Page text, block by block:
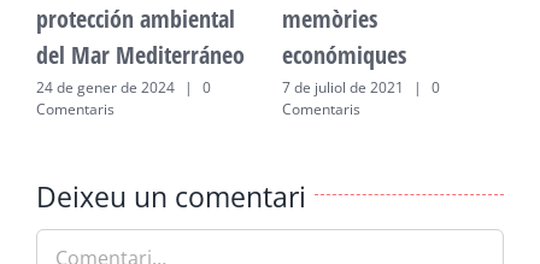
protección ambiental
del Mar Mediterráneo
24 de gener de 2024 |
0
Comentaris
memòries
económiques
7 de juliol de 2021 |
0
Comentaris
Deixeu un comentari